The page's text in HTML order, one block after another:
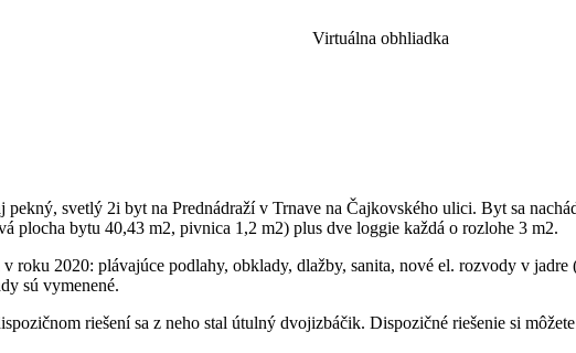
Virtuálna obhliadka
svetlý 2i byt na Prednádraží v Trnave na Čajkovského ulici. Byt sa
plocha bytu 40,43 m2, pivnica 1,2 m2) plus dve loggie každá o rozlohe 3 m2.
roku 2020: plávajúce podlahy, obklady, dlažby, sanita, nové el. rozvody v
sú vymenené.
riešení sa z neho stal útulný dvojizbáčik. Dispozičné riešenie si